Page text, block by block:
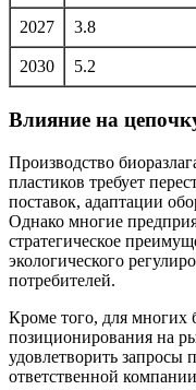
2027 3.8
2030 5.2
Влияние на
Производство
пластиков требует
поставок, адаптации
Однако многие
стратегическое
экологического
потребителей.
Кроме того, для многих
позиционирования на
удовлетворить
ответственной